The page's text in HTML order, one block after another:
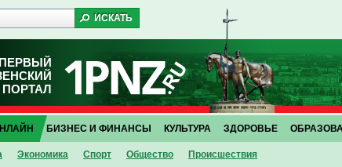
ПЕРВЫЙ
ПОРТАЛ
Экономика Спорт Общество Проиcшествия
БИЗНЕС И ФИНАНСЫ КУЛЬТУРА ЗДОРОВЬЕ